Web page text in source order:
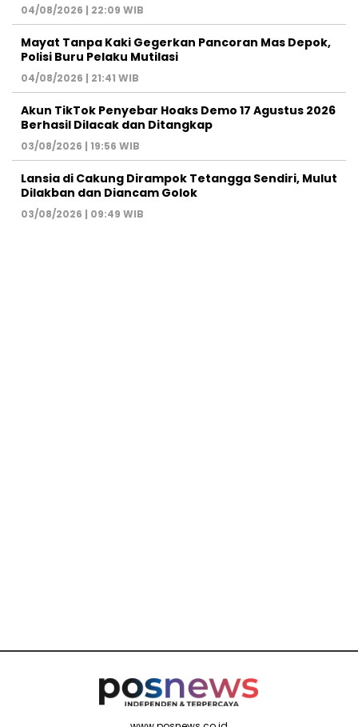
04/08/2026 | 22:09 WIB
Mayat Tanpa Kaki Gegerkan Pancoran Mas Depok,
Polisi Buru Pelaku Mutilasi
04/08/2026 | 21:41 WIB
Akun TikTok Penyebar Hoaks Demo 17 Agustus 2026
Berhasil Dilacak dan Ditangkap
03/08/2026 | 19:56 WIB
Lansia di Cakung Dirampok Tetangga Sendiri, Mulut
Dilakban dan Diancam Golok
03/08/2026 | 09:49 WIB